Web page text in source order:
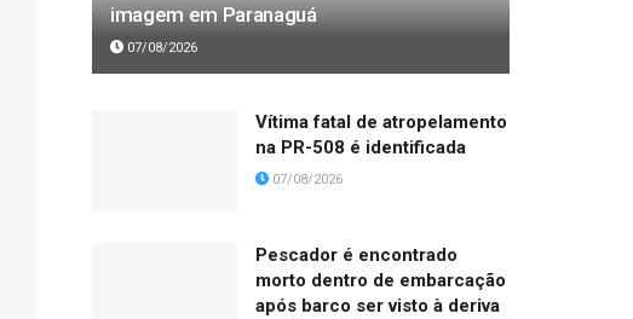
imagem em Paranaguá
07/08/2026
Vítima fatal de atropelamento
na PR-508 é identificada
07/08/2026
Pescador é encontrado
morto dentro de embarcação
após barco ser visto à deriva